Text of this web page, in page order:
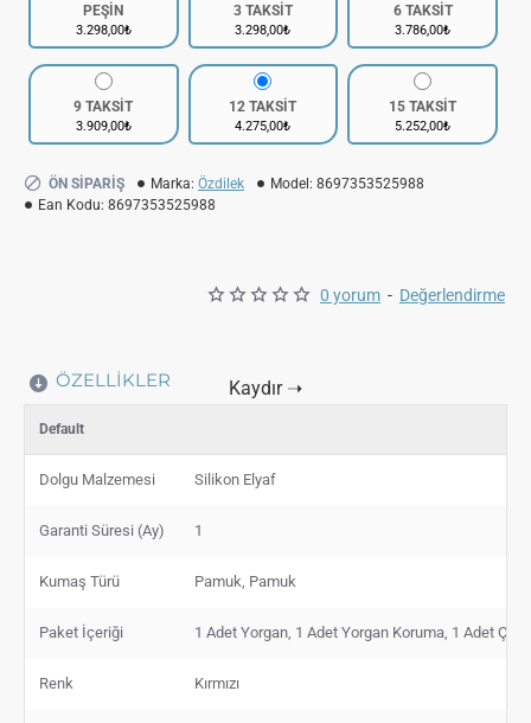
0 yorum - Değerlendirme
PEŞİN
3.298,00₺
3 TAKSİT
3.298,00₺
6 TAKSİT
3.786,00₺
9 TAKSİT
3.909,00₺
12 TAKSİT
4.275,00₺
15 TAKSİT
5.252,00₺
ÖN SIPARIŞ Marka: Özdilek Model: 8697353525988
Ean Kodu: 8697353525988
ÖZELLIKLER
Default
Dolgu Malzemesi Silikon Elyaf
Garanti Süresi (Ay) 1
Kumaş Türü Pamuk, Pamuk
Paket İçeriği 1 Adet Yorgan, 1 Adet Yorgan Koruma, 1 Adet
Renk Kırmızı